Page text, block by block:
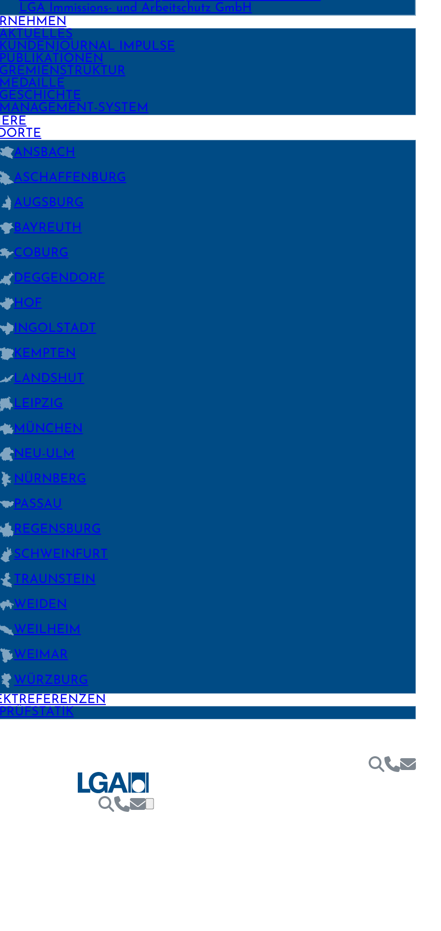
LGA Immissions- und Arbeitschutz GmbH
IMPULSE
SYSTEM
ANSBACH
ASCHAFFEN­BURG
AUGSBURG
BAYREUTH
COBURG
DEGGEN­DORF
HOF
INGOLSTADT
KEMPTEN
LANDSHUT
LEIPZIG
MÜNCHEN
NEU-ULM
NÜRNBERG
PASSAU
REGENS­BURG
SCHWEIN­FURT
TRAUNSTEIN
WEIDEN
WEILHEIM
WEIMAR
WÜRZBURG